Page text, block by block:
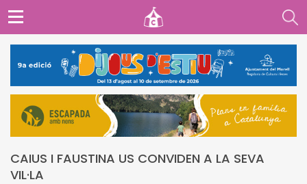
CAIUS I FAUSTINA US CONVIDEN A LA SEVA
VIL·LA